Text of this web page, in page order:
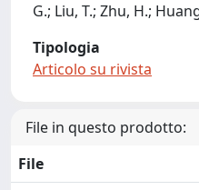
G.; Liu, T.; Zhu, H.;
Tipologia
Articolo su rivista
File in questo prodotto:
File